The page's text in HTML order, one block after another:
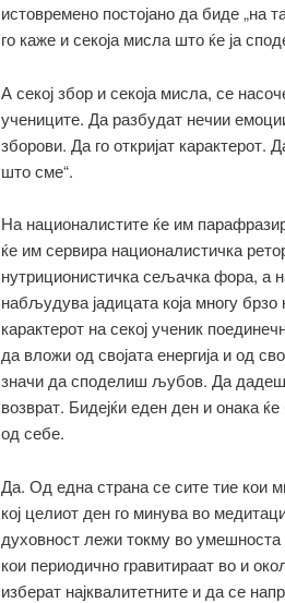
истовремено постојано да биде „на
го каже и секоја мисла што ќе ја
А секој збор и секоја мисла, се
учениците. Да разбудат нечии
зборови. Да го откријат
што сме“.
На националистите ќе им
ќе им сервира националистичка
нутриционистичка сељачка фора, а
набљудува јадицата која многу
карактерот на секој ученик
да вложи од својата енергија и од
значи да споделиш љубов. Да
возврат. Бидејќи еден ден и онака
од себе.
Да. Од една страна се сите тие кои
кој целиот ден го минува во
духовност лежи токму во
кои периодично гравитираат во и
изберат најквалитетните и да се